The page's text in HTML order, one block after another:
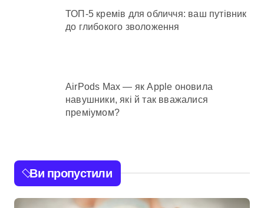
ТОП-5 кремів для обличчя: ваш путівник
до глибокого зволоження
AirPods Max — як Apple оновила
навушники, які й так вважалися
преміумом?
Ви пропустили